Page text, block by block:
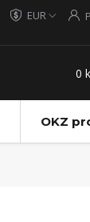
EUR
0
OKZ